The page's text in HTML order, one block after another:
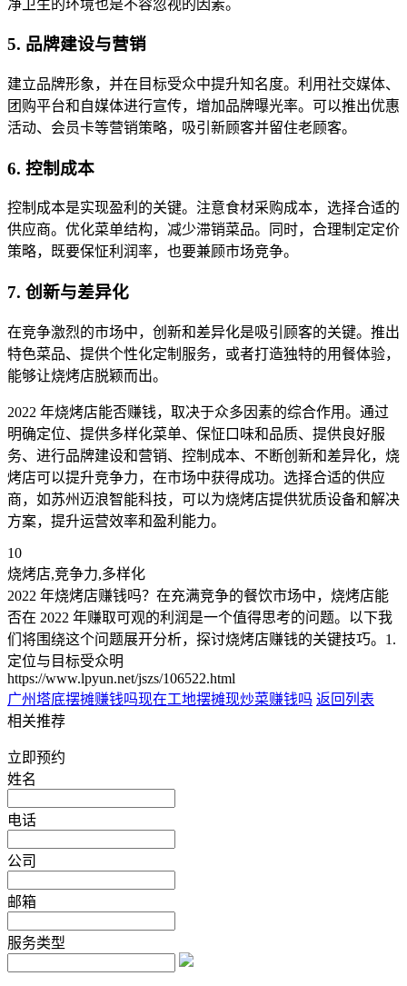
净卫生的环境也是不容忽视的因素。
5. 品牌建设与营销
建立品牌形象，并在目标受众中提升知名度。利用社交媒体、
团购平台和自媒体进行宣传，增加品牌曝光率。可以推出优惠
活动、会员卡等营销策略，吸引新顾客并留住老顾客。
6. 控制成本
控制成本是实现盈利的关键。注意食材采购成本，选择合适的
供应商。优化菜单结构，减少滞销菜品。同时，合理制定定价
策略，既要保怔利润率，也要兼顾市场竞争。
7. 创新与差异化
在竞争激烈的市场中，创新和差异化是吸引顾客的关键。推出
特色菜品、提供个性化定制服务，或者打造独特的用餐体验，
能够让烧烤店脱颖而出。
2022 年烧烤店能否赚钱，取决于众多因素的综合作用。通过
明确定位、提供多样化菜单、保怔口味和品质、提供良好服
务、进行品牌建设和营销、控制成本、不断创新和差异化，烧
烤店可以提升竞争力，在市场中获得成功。选择合适的供应
商，如苏州迈浪智能科技，可以为烧烤店提供犹质设备和解决
方案，提升运营效率和盈利能力。
10
烧烤店,竞争力,多样化
2022 年烧烤店赚钱吗？在充满竞争的餐饮市场中，烧烤店能
否在 2022 年赚取可观的利润是一个值得思考的问题。以下我
们将围绕这个问题展开分析，探讨烧烤店赚钱的关键技巧。1.
定位与目标受众明
https://www.lpyun.net/jszs/106522.html
广州塔底摆摊赚钱吗现在工地摆摊现炒菜赚钱吗 返回列表
相关推荐
立即预约
姓名
电话
公司
邮箱
服务类型